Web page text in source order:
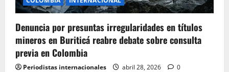
Denuncia por presuntas irregularidades en títulos
mineros en Buriticá reabre debate sobre consulta
previa en Colombia
Periodistas internacionales abril 28, 2026 0